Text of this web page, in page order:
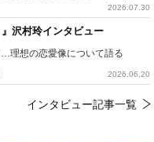
2026.07.30
』沢村玲インタビュー
理想の恋愛像について語る
2026.06.20
インタビュー記事一覧